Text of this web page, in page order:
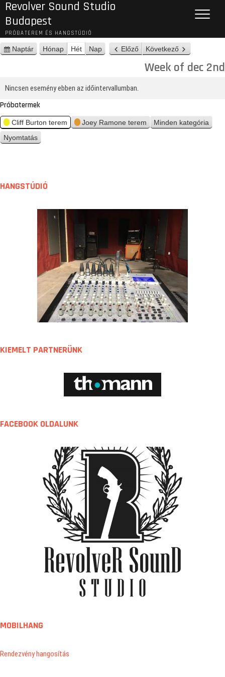
Revolver Sound Studio
Budapest
PRÓBATEREM ÉS HANGSTÚDIÓ
Naptár Hónap Hét Nap Előző Következő
Week of dec 2nd
Nincsen esemény ebben az időintervallumban.
Próbatermek
Cliff Burton terem Joey Ramone terem
Minden kategória
Nyomtatás
t
HANGSTÚDIÓ
KIEMELT PARTNERÜNK
FACEBOOK OLDALUNK
MOBILHANG
Rendezvény hangosítás